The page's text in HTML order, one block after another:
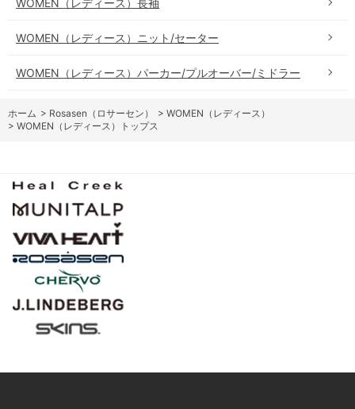
WOMEN（レディース）ニット/セーター
WOMEN（レディース）パーカー/プルオーバー/ミドラー
ホーム > Rosasen（ロサーセン） > WOMEN（レディース）
> WOMEN（レディース）トップス